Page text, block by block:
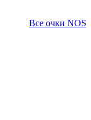
Все очки NOS